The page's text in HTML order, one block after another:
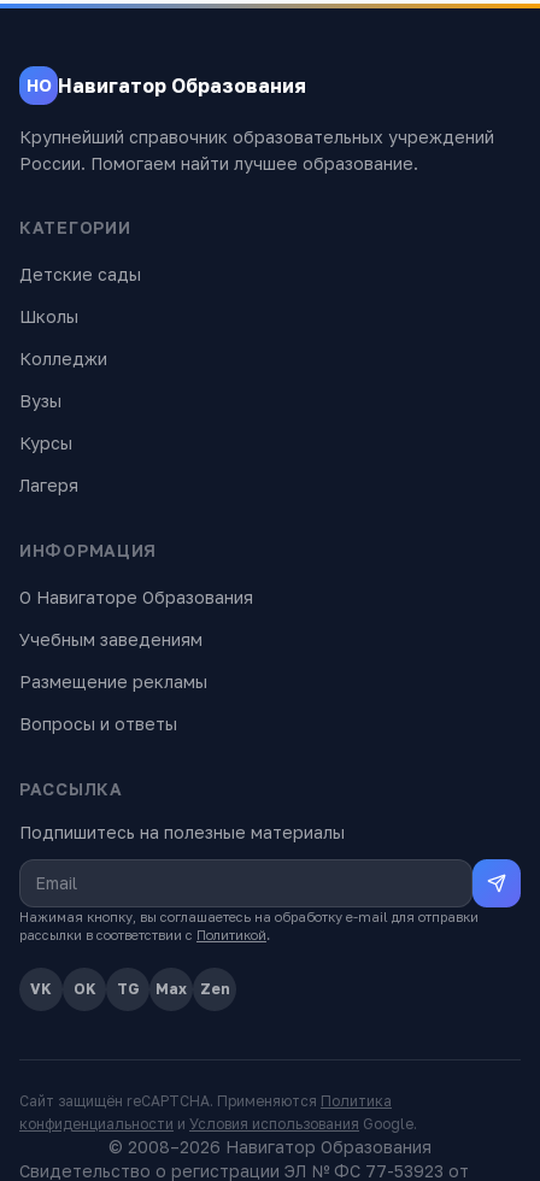
НО Навигатор Образования
Крупнейший справочник образовательных учреждений
России. Помогаем найти лучшее образование.
КАТЕГОРИИ
Детские сады
Школы
Колледжи
Вузы
Курсы
Лагеря
ИНФОРМАЦИЯ
О Навигаторе Образования
Учебным заведениям
Размещение рекламы
Вопросы и ответы
РАССЫЛКА
Подпишитесь на полезные материалы
Нажимая кнопку, вы соглашаетесь на обработку e-mail для отправки
рассылки в соответствии с Политикой.
VK OK TG Max Zen
Сайт защищён reCAPTCHA. Применяются Политика
конфиденциальности и Условия использования Google.
© 2008–2026 Навигатор Образования
Свидетельство о регистрации ЭЛ № ФС 77-53923 от